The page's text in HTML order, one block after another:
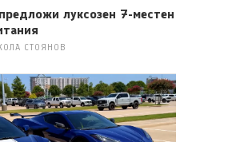
луксозен 7-местен
СТОЯНОВ